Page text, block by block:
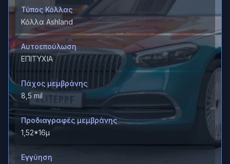
Τύπος Κόλλας
Κόλλα Ashland
Αυτοεπούλωση
ΕΠΙΤΥΧΙΑ
Πάχος μεμβράνης
8,5 mil
Προδιαγραφές μεμβράνης
1,52*16μ
Εγγύηση